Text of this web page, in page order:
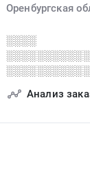
Оренбургская
░░░░
Анализ